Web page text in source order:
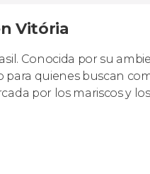
Vitória
Conocida por su
quienes buscan
por los mariscos y